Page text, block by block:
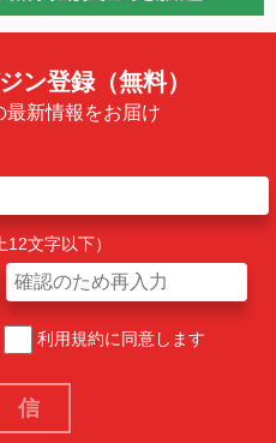
ン登録（無料）
新情報をお届け
文字以下）
利用規約に同意します